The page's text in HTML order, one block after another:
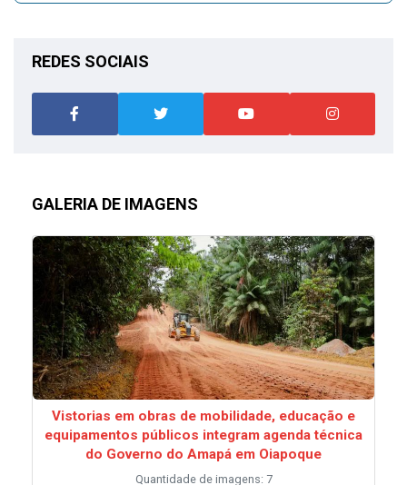
REDES SOCIAIS
GALERIA DE IMAGENS
Vistorias em obras de mobilidade, educação e
equipamentos públicos integram agenda técnica
do Governo do Amapá em Oiapoque
Quantidade de imagens: 7